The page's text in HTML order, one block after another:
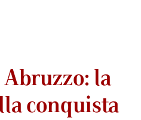
la
conquista